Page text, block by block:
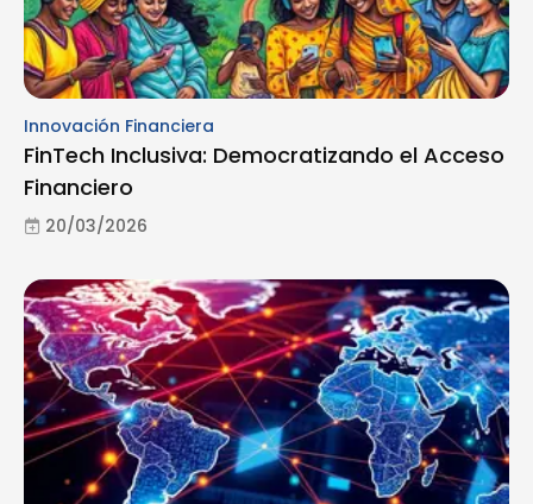
Innovación Financiera
FinTech Inclusiva: Democratizando el Acceso
Financiero
20/03/2026